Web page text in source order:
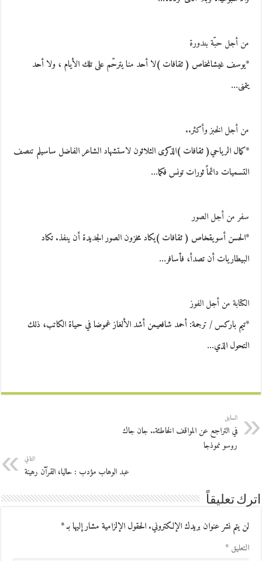
من أجل حبّة بندورة
*يوسف غيشانخاص ( ثقافات )لا أحد منا يترحّم على تلك الأيام ، ولا أحد
يتمنى…
من أجل الخبز وأكثر..
*كمال الرياحي( ثقافات )الذكرى الثلاثون لاستشهاد الشاعر الفاضل ساسيلم تنصف
التسميات دائماً ثورات تونس فكما…
سفر من أجل الصور
*الحسن أسويقخاص ( ثقافات )يكاد مخزون الصور الجديدة أن ينفذ. تكاد
البيطاريات أن تصدأ، فأسافر…
الكتابة من أجل الفوز
*تيم باركس / ترجمة: أحمد شافعيمن أشد الألغاز غموضا في حياة الكاتب، ذلك
التحول الذي…
السابق
في التراجع عن المواقف الخاطئة.. جان جاك
روسو نموذجا
التالي
عبد الوهاب مؤدب : حاليا، القرآن رهينة
اترك تعليقاً
لن يتم نشر عنوان بريدك الإلكتروني.الحقول الإلزامية مشار إليها بـ*
التعليق*